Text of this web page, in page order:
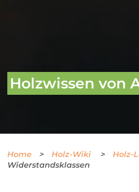
Holzwissen von
Home Holz-Wiki
Holz-
Widerstandsklassen